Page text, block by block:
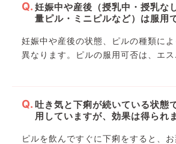
妊娠中や産後（授乳中・授乳な
量ピル・ミニピルなど）は服用
妊娠中や産後の状態、ピルの種類に
異なります。ピルの服用可否は、エ
吐き気と下痢が続いている状態
用していますが、効果は得られ
ピルを飲んですぐに下痢をすると、